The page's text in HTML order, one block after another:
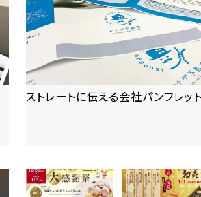
ストレートに伝える会社パンフレット